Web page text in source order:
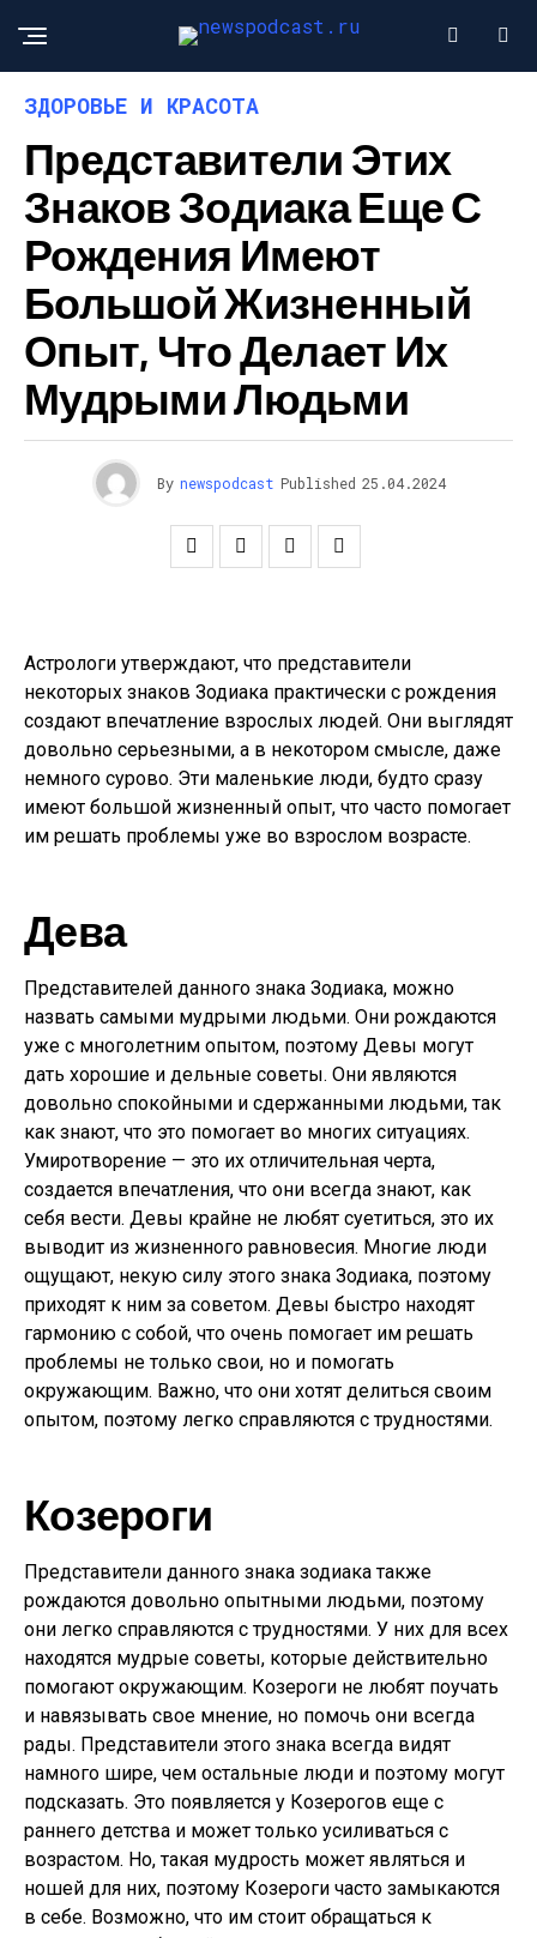
ЗДОРОВЬЕ И КРАСОТА
Представители Этих
Знаков Зодиака Еще С
Рождения Имеют
Большой Жизненный
Опыт, Что Делает Их
Мудрыми Людьми
By newspodcast Published 25.04.2024
Астрологи утверждают, что представители
некоторых знаков Зодиака практически с рождения
создают впечатление взрослых людей. Они выглядят
довольно серьезными, а в некотором смысле, даже
немного сурово. Эти маленькие люди, будто сразу
имеют большой жизненный опыт, что часто помогает
им решать проблемы уже во взрослом возрасте.
Дева
Представителей данного знака Зодиака, можно
назвать самыми мудрыми людьми. Они рождаются
уже с многолетним опытом, поэтому Девы могут
дать хорошие и дельные советы. Они являются
довольно спокойными и сдержанными людьми, так
как знают, что это помогает во многих ситуациях.
Умиротворение — это их отличительная черта,
создается впечатления, что они всегда знают, как
себя вести. Девы крайне не любят суетиться, это их
выводит из жизненного равновесия. Многие люди
ощущают, некую силу этого знака Зодиака, поэтому
приходят к ним за советом. Девы быстро находят
гармонию с собой, что очень помогает им решать
проблемы не только свои, но и помогать
окружающим. Важно, что они хотят делиться своим
опытом, поэтому легко справляются с трудностями.
Козероги
Представители данного знака зодиака также
рождаются довольно опытными людьми, поэтому
они легко справляются с трудностями. У них для всех
находятся мудрые советы, которые действительно
помогают окружающим. Козероги не любят поучать
и навязывать свое мнение, но помочь они всегда
рады. Представители этого знака всегда видят
намного шире, чем остальные люди и поэтому могут
подсказать. Это появляется у Козерогов еще с
раннего детства и может только усиливаться с
возрастом. Но, такая мудрость может являться и
ношей для них, поэтому Козероги часто замыкаются
в себе. Возможно, что им стоит обращаться к